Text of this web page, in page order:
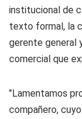
institucional de
texto formal, la
gerente general
comercial que
"Lamentamos
compañero,